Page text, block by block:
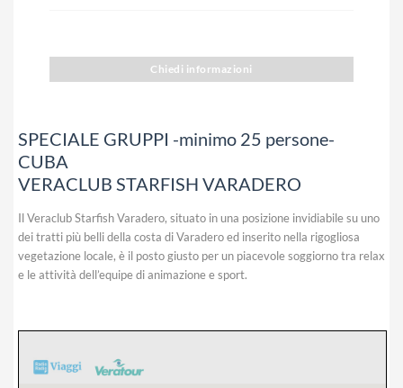
Chiedi informazioni
SPECIALE GRUPPI -minimo 25 persone-
CUBA
VERACLUB STARFISH VARADERO
Il Veraclub Starfish Varadero, situato in una posizione invidiabile su uno
dei tratti più belli della costa di Varadero ed inserito nella rigogliosa
vegetazione locale, è il posto giusto per un piacevole soggiorno tra relax
e le attività dell’equipe di animazione e sport.